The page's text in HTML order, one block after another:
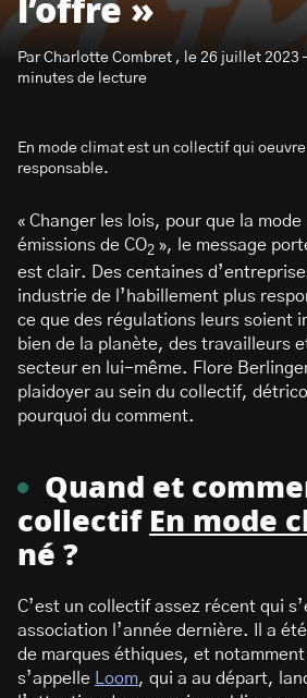
l’offre »
Par Charlotte Combret , le 26 juillet
minutes de lecture
En mode climat est un collectif qui
responsable.
« Changer les lois, pour que la
émissions de CO2 », le message
est clair. Des centaines
industrie de l’habillement plus
ce que des régulations leurs soient
bien de la planète, des travailleurs
secteur en lui-même. Flore
plaidoyer au sein du collectif,
pourquoi du comment.
Quand et
collectif En mode
né ?
C’est un collectif assez récent qui
association l’année dernière. Il a
de marques éthiques, et notamment
s’appelle
Loom, qui a au départ,
S’abonner à la newsletter